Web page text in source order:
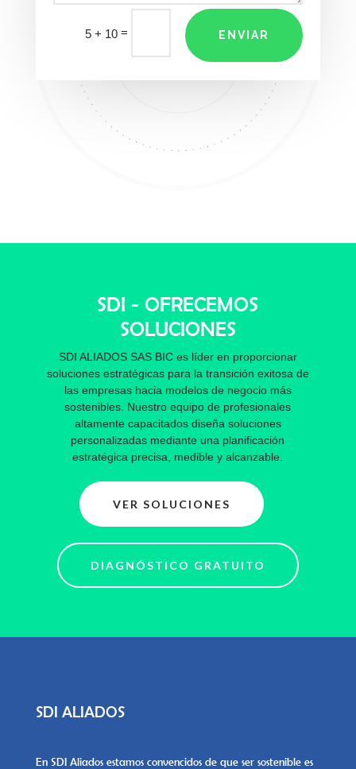
5 + 10= ENVIAR
SDI - OFRECEMOS
SOLUCIONES
SDI ALIADOS SAS BIC es líder en proporcionar
soluciones estratégicas para la transición exitosa de
las empresas hacia modelos de negocio más
sostenibles. Nuestro equipo de profesionales
altamente capacitados diseña soluciones
personalizadas mediante una planificación
estratégica precisa, medible y alcanzable.
VER SOLUCIONES
DIAGNÓSTICO GRATUITO
SDI ALIADOS
En SDI Aliados estamos convencidos de que ser sostenible es